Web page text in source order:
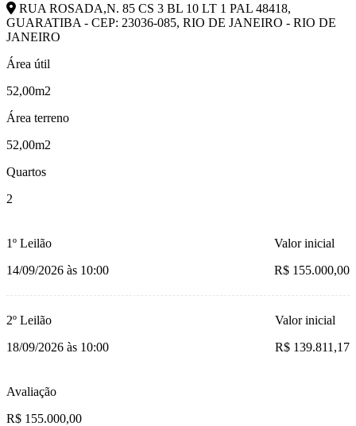
RUA ROSADA,N. 85 CS 3 BL 10 LT 1 PAL 48418,
GUARATIBA - CEP: 23036-085, RIO DE JANEIRO - RIO DE
JANEIRO
Área útil
52,00m2
Área terreno
52,00m2
Quartos
2
1º Leilão
14/09/2026 às 10:00
Valor inicial
R$ 155.000,00
2º Leilão
18/09/2026 às 10:00
Valor inicial
R$ 139.811,17
Avaliação
R$ 155.000,00